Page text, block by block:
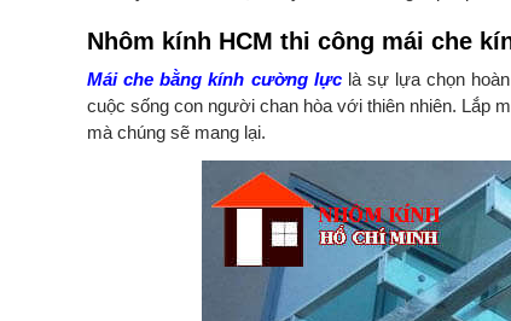
Nhôm kính HCM thi công mái che
Mái che bằng kính cường lực là sự lựa chọn
cuộc sống con người chan hòa với thiên nhiên. Lắp
mà chúng sẽ mang lại.